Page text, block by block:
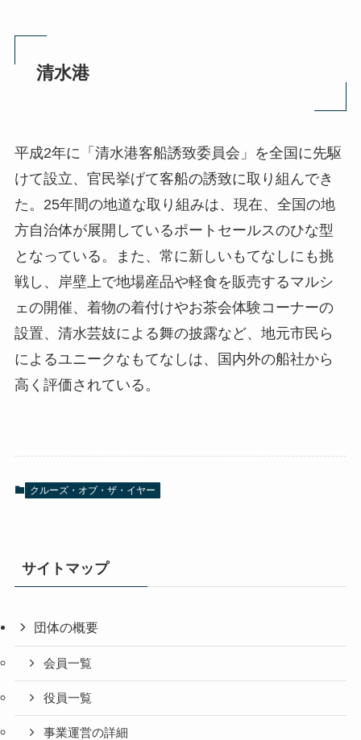
清水港
平成2年に「清水港客船誘致委員会」を全国に先駆
けて設立、官民挙げて客船の誘致に取り組んでき
た。25年間の地道な取り組みは、現在、全国の地
方自治体が展開しているポートセールスのひな型
となっている。また、常に新しいもてなしにも挑
戦し、岸壁上で地場産品や軽食を販売するマルシ
ェの開催、着物の着付けやお茶会体験コーナーの
設置、清水芸妓による舞の披露など、地元市民ら
によるユニークなもてなしは、国内外の船社から
高く評価されている。
クルーズ・オブ・ザ・イヤー
サイトマップ
団体の概要
会員一覧
役員一覧
事業運営の詳細